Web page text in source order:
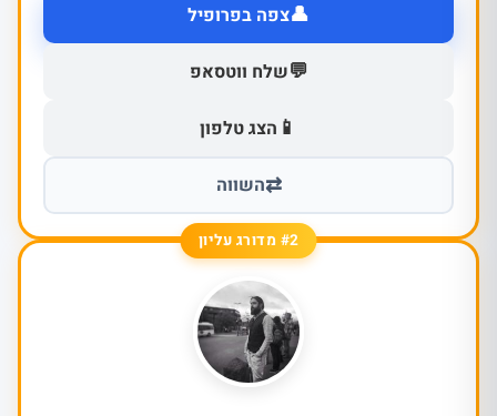
👤צפה בפרופיל
💬שלח ווטסאפ
📱 הצג טלפון
⇄השווה
#2 מדורג עליון